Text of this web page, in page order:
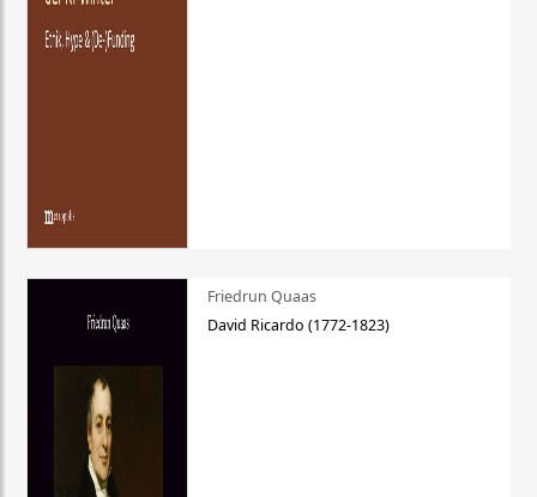
Friedrun Quaas
David Ricardo (1772-1823)